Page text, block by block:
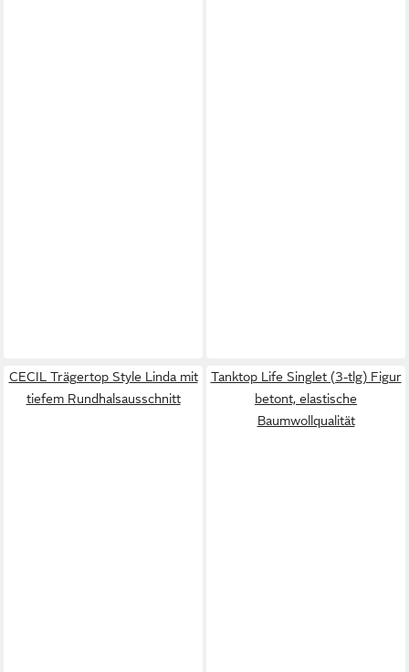
CECIL Trägertop Style Linda mit
tiefem Rundhalsausschnitt
Tanktop Life Singlet (3-tlg) Figur
betont, elastische
Baumwollqualität